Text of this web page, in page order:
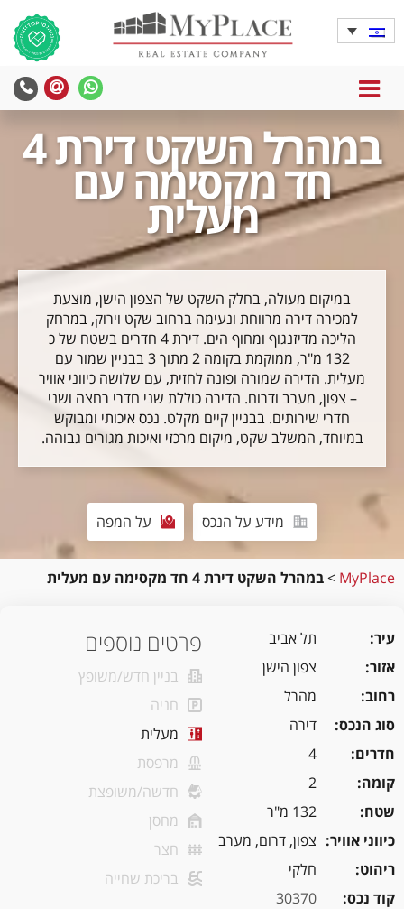
MENU
במהרל השקט דירת 4
חד מקסימה עם
מעלית
במיקום מעולה, בחלק השקט של הצפון הישן, מוצעת
למכירה דירה מרווחת ונעימה ברחוב שקט וירוק, במרחק
הליכה מדיזנגוף ומחוף הים. דירת 4 חדרים בשטח של כ
132 מ"ר, ממוקמת בקומה 2 מתוך 3 בבניין שמור עם
מעלית. הדירה שמורה ופונה לחזית, עם שלושה כיווני אוויר
– צפון, מערב ודרום. הדירה כוללת שני חדרי רחצה ושני
חדרי שירותים. בבניין קיים מקלט. נכס איכותי ומבוקש
במיוחד, המשלב שקט, מיקום מרכזי ואיכות מגורים גבוהה.
מידע על הנכס על המפה
MyPlace
>במהרל השקט דירת 4 חד מקסימה עם מעלית
עיר
תל אביב
אזור
צפון הישן
רחוב
מהרל
סוג הנכס
דירה
חדרים
4
קומה
2
שטח
132 מ"ר
כיווני אוויר
צפון, דרום, מערב
ריהוט
חלקי
קוד נכס
30370
פרטים נוספים
בניין חדש/משופץ
חניה
מעלית
מרפסת
חדשה/משופצת
מחסן
חצר
בריכת שחייה